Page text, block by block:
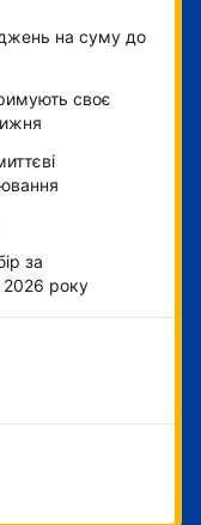
на суму до
своє
за
2026 року